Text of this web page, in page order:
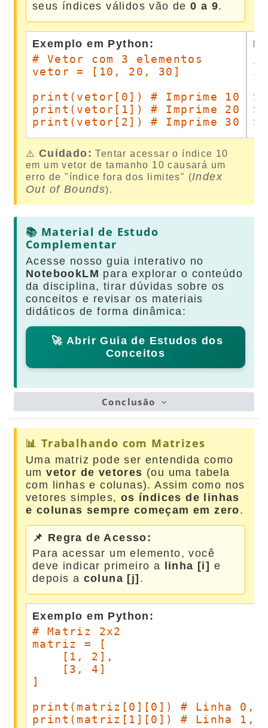
Conclusão
seus índices válidos vão de0 a 9.
Exemplo em Python:
# Vetor com 3 elementos
vetor = [10, 20, 30]
print(vetor[0]) # Imprime 10
print(vetor[1]) # Imprime 20
print(vetor[2]) # Imprime 30
⚠️ Cuidado: Tentar acessar o índice 10
em um vetor de tamanho 10 causará um
erro de "índice fora dos limites" (Index
Out of Bounds).
📚 Material de Estudo
Complementar
Acesse nosso guia interativo no
NotebookLM para explorar o conteúdo
da disciplina, tirar dúvidas sobre os
conceitos e revisar os materiais
didáticos de forma dinâmica:
🚀 Abrir Guia de Estudos dos
Conceitos
📊 Trabalhando com Matrizes
Uma matriz pode ser entendida como
umvetor de vetores (ou uma tabela
com linhas e colunas). Assim como nos
vetores simples, os índices de linhas
e colunas sempre começam em zero.
📌 Regra de Acesso:
Para acessar um elemento, você
deve indicar primeiro a linha [i] e
depois a coluna [j] .
Exemplo em Python:
# Matriz 2x2
matriz = [
    [1, 2],
    [3, 4]
]
print(matriz[0][0]) # Linha 0,
print(matriz[1][0]) # Linha 1,